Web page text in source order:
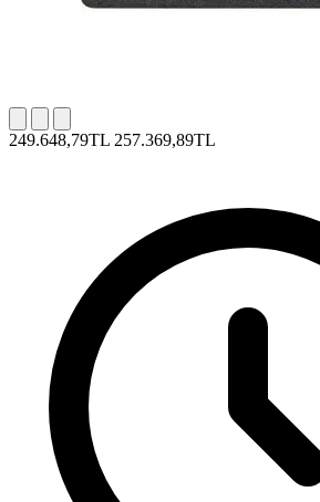
249.648,79TL 257.369,89TL